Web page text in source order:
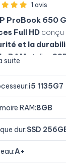
1 avis
ProBook 650
Full HDconçu
et la
RAMet d’un
en font un
suite
i5 1135G7
RAM:8GB
dur:SSD
A+